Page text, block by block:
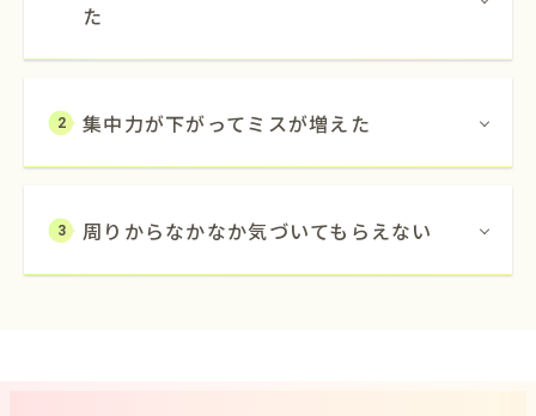
た
2 集中力が下がってミスが増えた
3 周りからなかなか気づいてもらえない